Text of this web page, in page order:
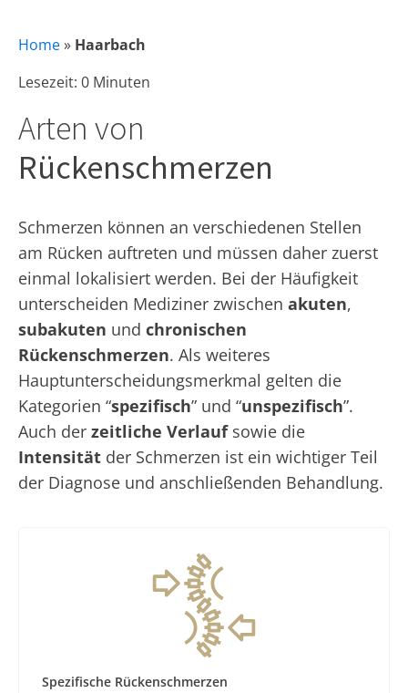
Home» Haarbach
Lesezeit: 0 Minuten
Arten von
Rückenschmerzen
Schmerzen können an verschiedenen Stellen
am Rücken auftreten und müssen daher zuerst
einmal lokalisiert werden. Bei der Häufigkeit
unterscheiden Mediziner zwischen akuten,
subakuten und chronischen
Rückenschmerzen. Als weiteres
Hauptunterscheidungsmerkmal gelten die
Kategorien “spezifisch” und “unspezifisch”.
Auch der zeitliche Verlauf sowie die
Intensität der Schmerzen ist ein wichtiger Teil
der Diagnose und anschließenden Behandlung.
Spezifische Rückenschmerzen